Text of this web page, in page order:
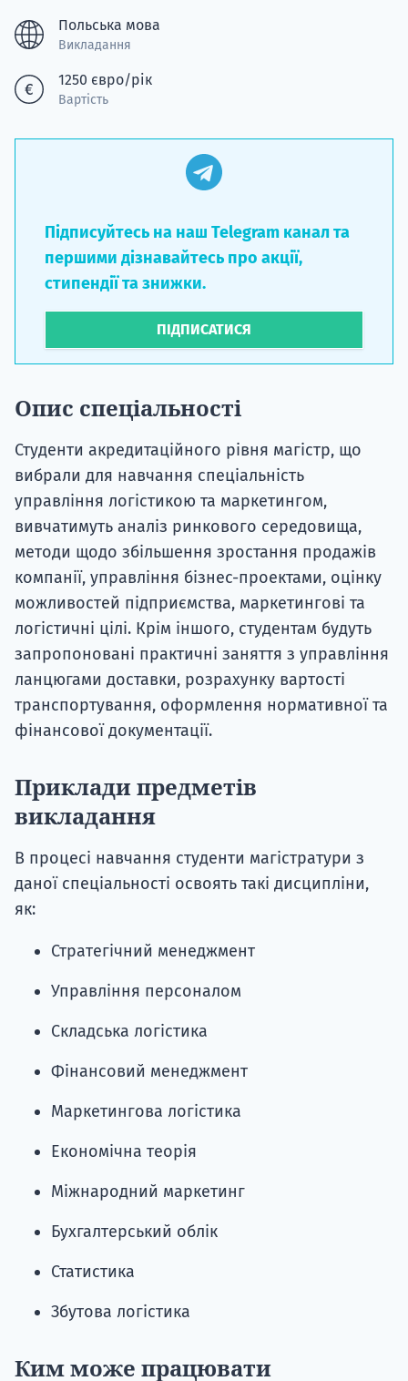
Польська мова
Викладання
1250 євро/рік
Вартість
Підписуйтесь на наш Telegram канал та
першими дізнавайтесь про акції,
стипендії та знижки.
ПІДПИСАТИСЯ
Опис спеціальності
Студенти акредитаційного рівня магістр, що
вибрали для навчання спеціальність
управління логістикою та маркетингом,
вивчатимуть аналіз ринкового середовища,
методи щодо збільшення зростання продажів
компанії, управління бізнес-проектами, оцінку
можливостей підприємства, маркетингові та
логістичні цілі. Крім іншого, студентам будуть
запропоновані практичні заняття з управління
ланцюгами доставки, розрахунку вартості
транспортування, оформлення нормативної та
фінансової документації.
Приклади предметів
викладання
В процесі навчання студенти магістратури з
даної спеціальності освоять такі дисципліни,
як:
Стратегічний менеджмент
Управління персоналом
Складська логістика
Фінансовий менеджмент
Маркетингова логістика
Економічна теорія
Міжнародний маркетинг
Бухгалтерський облік
Статистика
Збутова логістика
Ким може працювати